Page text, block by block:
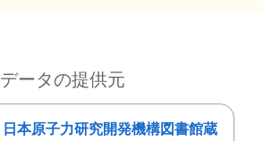
データの提供元
日本原子力研究開発機構図書館蔵